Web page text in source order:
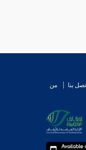
اتصل بنا
من